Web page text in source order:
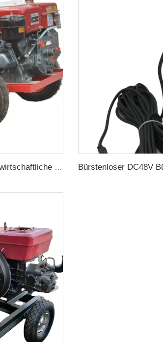
Diesel Feuerlöschpumpe für landwirtschaftliche Bewässerung